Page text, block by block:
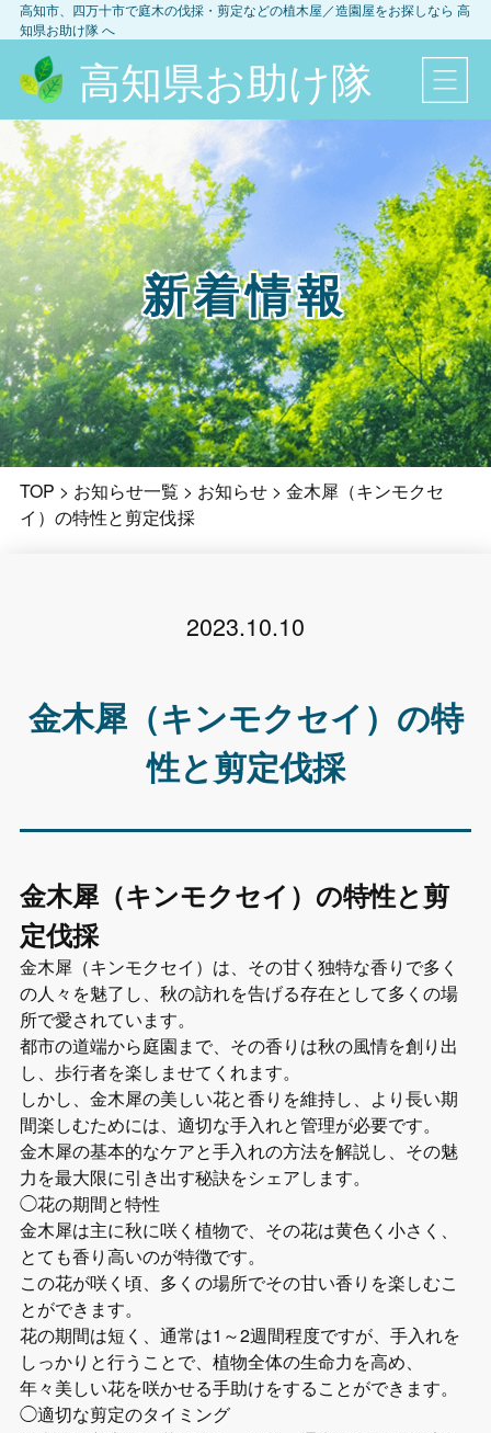
高知市、四万十市で庭木の伐採・剪定などの植木屋／造園屋をお探しなら 高
知県お助け隊へ
高知県お助け隊
新着情報
TOP > お知らせ一覧 > お知らせ> 金木犀（キンモクセ
イ）の特性と剪定伐採
2023.10.10
金木犀（キンモクセイ）の特
性と剪定伐採
金木犀（キンモクセイ）の特性と剪
定伐採
金木犀（キンモクセイ）は、その甘く独特な香りで多く
の人々を魅了し、秋の訪れを告げる存在として多くの場
所で愛されています。
都市の道端から庭園まで、その香りは秋の風情を創り出
し、歩行者を楽しませてくれます。
しかし、金木犀の美しい花と香りを維持し、より長い期
間楽しむためには、適切な手入れと管理が必要です。
金木犀の基本的なケアと手入れの方法を解説し、その魅
力を最大限に引き出す秘訣をシェアします。
◯花の期間と特性
金木犀は主に秋に咲く植物で、その花は黄色く小さく、
とても香り高いのが特徴です。
この花が咲く頃、多くの場所でその甘い香りを楽しむこ
とができます。
花の期間は短く、通常は1～2週間程度ですが、手入れを
しっかりと行うことで、植物全体の生命力を高め、
年々美しい花を咲かせる手助けをすることができます。
◯適切な剪定のタイミング